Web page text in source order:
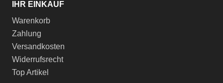
IHR EINKAUF
Warenkorb
Zahlung
Versandkosten
Widerrufsrecht
Top Artikel